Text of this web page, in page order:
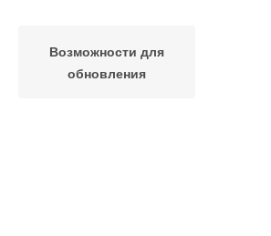
Возможности для
обновления